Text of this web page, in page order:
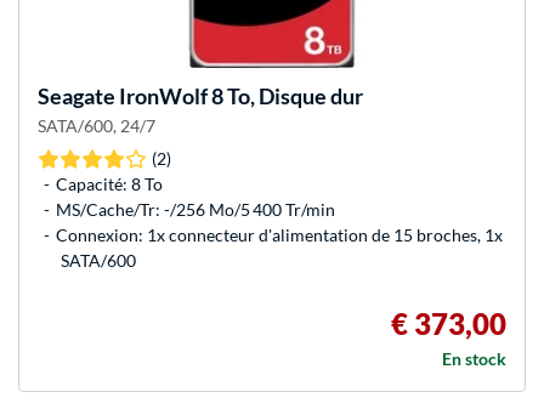
Seagate IronWolf 8 To, Disque dur
SATA/600, 24/7
(2)
Capacité: 8 To
MS/Cache/Tr: -/256 Mo/5 400 Tr/min
Connexion: 1x connecteur d'alimentation de 15 broches, 1x
SATA/600
€ 373,00
En stock